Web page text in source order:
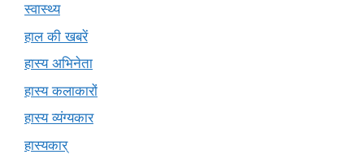
स्वास्थ्य
हाल की खबरें
हास्य अभिनेता
हास्य कलाकारों
हास्य व्यंग्यकार
हास्यकार्